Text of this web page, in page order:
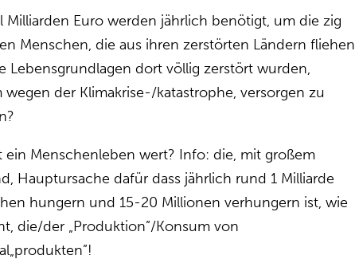
Milliarden Euro werden jährlich benötigt, um die zig
Menschen, die aus ihren zerstörten Ländern fliehen
Lebensgrundlagen dort völlig zerstört wurden,
wegen der Klimakrise-/katastrophe, versorgen zu
ein Menschenleben wert? Info: die, mit großem
Hauptursache dafür dass jährlich rund 1 Milliarde
hungern und 15-20 Millionen verhungern ist, wie
die/der „Produktion”/Konsum von